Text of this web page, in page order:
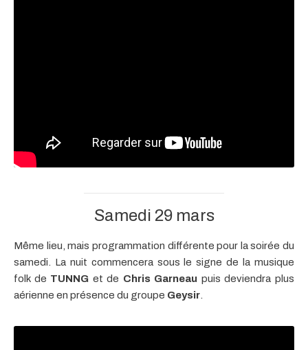
Samedi 29 mars
Même lieu, mais programmation différente pour la soirée du
samedi. La nuit commencera sous le signe de la musique
folk de TUNNG et de Chris Garneau puis deviendra plus
aérienne en présence du groupe Geysir